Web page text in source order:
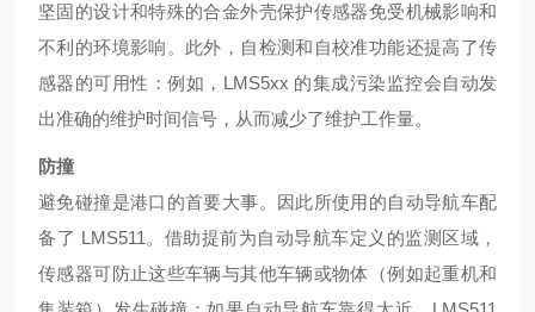
坚固的设计和特殊的合金外壳保护传感器免受机械影响和
不利的环境影响。此外，自检测和自校准功能还提高了传
感器的可用性：例如， LMS5xx 的集成污染监控会自动发
出准确的维护时间信号，从而减少了维护工作量。
防撞
避免碰撞是港口的首要大事。因此所使用的自动导航车配
备了 LMS511。借助提前为自动导航车定义的监测区域，
传感器可防止这些车辆与其他车辆或物体（例如起重机和